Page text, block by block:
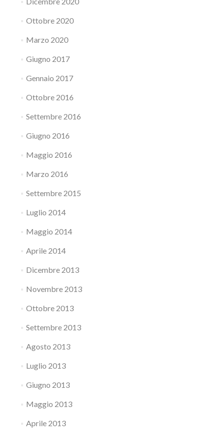
Ottobre 2020
Marzo 2020
Giugno 2017
Gennaio 2017
Ottobre 2016
Settembre 2016
Giugno 2016
Maggio 2016
Marzo 2016
Settembre 2015
Luglio 2014
Maggio 2014
Aprile 2014
Dicembre 2013
Novembre 2013
Ottobre 2013
Settembre 2013
Agosto 2013
Luglio 2013
Giugno 2013
Maggio 2013
Aprile 2013